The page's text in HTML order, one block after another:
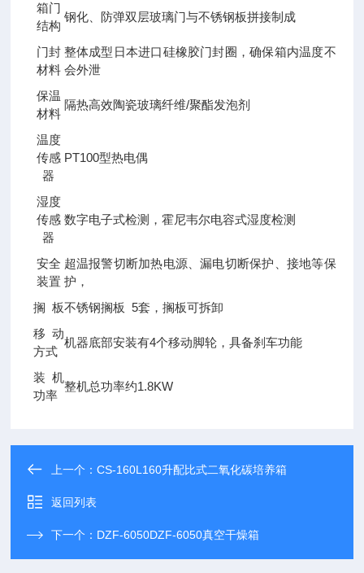
箱门
结构
钢化、防弹双层玻璃门与不锈钢板拼接制成
门封
材料
整体成型日本进口硅橡胶门封圈，确保箱内温度不
会外泄
保温
材料
隔热高效陶瓷玻璃纤维/聚酯发泡剂
温度
传感
器
PT100型热电偶
湿度
传感
器
数字电子式检测，霍尼韦尔电容式湿度检测
安全
装置
超温报警切断加热电源、漏电切断保护、接地等保
护，
搁 板不锈钢搁板 5套，搁板可拆卸
移动
方式
机器底部安装有4个移动脚轮，具备刹车功能
装机
功率
整机总功率约1.8KW
上一个：CS-160L160升配比式二氧化碳培养箱
返回列表
下一个： DZF-6050DZF-6050真空干燥箱